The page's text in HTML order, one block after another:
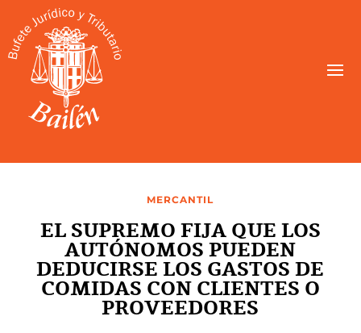
MERCANTIL
EL SUPREMO FIJA QUE LOS
AUTÓNOMOS PUEDEN
DEDUCIRSE LOS GASTOS DE
COMIDAS CON CLIENTES O
PROVEEDORES